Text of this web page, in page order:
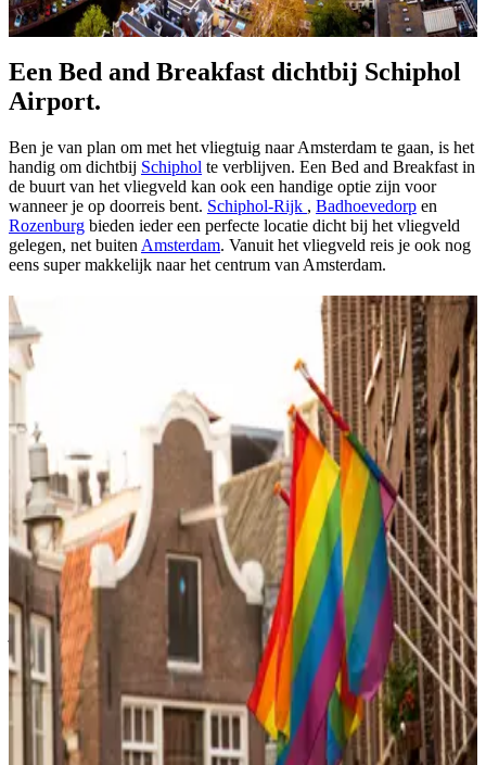
B&B's in de Binnenstad.
Een Bed and Breakfast dichtbij Schiphol
Airport.
Ben je van plan om met het vliegtuig naar Amsterdam te gaan, is het
handig om dichtbij Schiphol te verblijven. Een Bed and Breakfast in
de buurt van het vliegveld kan ook een handige optie zijn voor
wanneer je op doorreis bent. Schiphol-Rijk , Badhoevedorp en
Rozenburg bieden ieder een perfecte locatie dicht bij het vliegveld
gelegen, net buiten Amsterdam. Vanuit het vliegveld reis je ook nog
eens super makkelijk naar het centrum van Amsterdam.
Verblijf in rust maar toch dichtbij het centrum.
Ontsnap aan de drukte van de stad en geniet van een heerlijk, rustig
verblijf in
Oud-West
en
Watergraafsmeer
. Deze wijken liggen allemaal op loopafstand van
het centrum wat de perfecte combinatie biedt om Amsterdam te
ontdekken. Iets buiten het centrum zorgt een verblijf vlak bijhet
Vondelpark
(Amsterdam Oud zuid
) ook voor een stukje extra
ontspanning door onder andere de groene omgeving.
De Johan Cruijff boulevard, perfect voor
evenementen.
Of je nou naar Amsterdam gaat voor een voetbalwedstrijd inde
Johan Cruijff Arena
of een concert in het Ziggo Dome of in de Rai,
met een verblijf dichtbij de
Johan Cruijff Boulevard
loop je zo naar
je favoriete evenement toe. Je komt er super makkelijk met het
openbaar vervoer vanuitAmsterdam Centraal . Reis je liever met de
auto naar Amsterdam? Dan kun je je auto vaak ookbij de
accommodatie parkeren.
Combineer je bezoek aan de Amsterdam Pride.